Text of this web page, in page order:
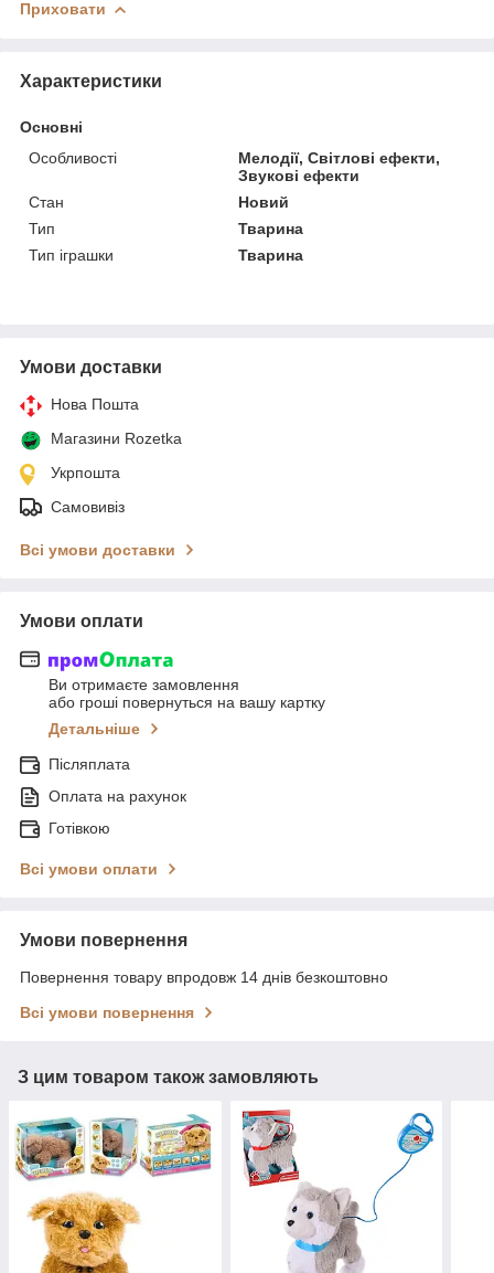
Приховати
Характеристики
Основні
Особливості
Мелодії, Світлові ефекти,
Звукові ефекти
Стан
Новий
Тип
Тварина
Тип іграшки
Тварина
Умови доставки
Нова Пошта
Магазини Rozetka
Укрпошта
Самовивіз
Всі умови доставки
Умови оплати
Ви отримаєте замовлення
або гроші повернуться на вашу картку
Детальніше
Післяплата
Оплата на рахунок
Готівкою
Всі умови оплати
Умови повернення
Повернення товару впродовж 14 днів безкоштовно
Всі умови повернення
З цим товаром також замовляють